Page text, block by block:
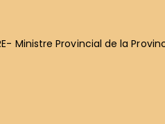
Ministre Provincial de la